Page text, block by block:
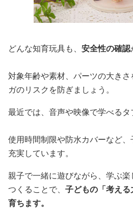
どんな知育玩具も、 安全性の確認
対象年齢や素材、パーツの大き
ガのリスクを防ぎましょう。
最近では、音声や映像で学べるタ
使用時間制限や防水カバーなど
充実しています。
親子で一緒に遊びながら、学ぶ
つくることで、 子どもの「考え
育ちます。